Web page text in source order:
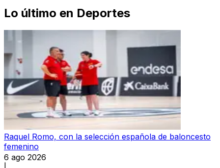
Lo último en Deportes
Raquel Romo, con la selección española de baloncesto
femenino
6 ago 2026